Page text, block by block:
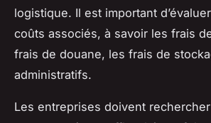
logistique. Il est important
coûts associés, à savoir les frais
frais de douane, les frais de
administratifs.
Les entreprises doivent